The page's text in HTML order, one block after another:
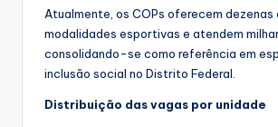
Atualmente, os COPs oferecem dezenas
modalidades esportivas e atendem
consolidando-se como referência em
inclusão social no Distrito Federal.
Distribuição das vagas por unidade